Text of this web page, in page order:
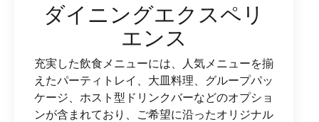
ダイニングエクスペリ
エンス
充実した飲食メニューには、人気メニューを揃
えたパーティトレイ、大皿料理、グループパッ
ケージ、ホスト型ドリンクバーなどのオプショ
ンが含まれており、ご希望に沿ったオリジナル